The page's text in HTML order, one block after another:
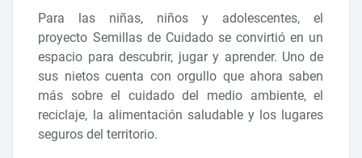
Para las niñas, niños y adolescentes, el
proyecto Semillas de Cuidado se convirtió en un
espacio para descubrir, jugar y aprender. Uno de
sus nietos cuenta con orgullo que ahora saben
más sobre el cuidado del medio ambiente, el
reciclaje, la alimentación saludable y los lugares
seguros del territorio.